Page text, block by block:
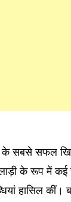
के सबसे सफल
के रूप में कई
हासिल कीं।